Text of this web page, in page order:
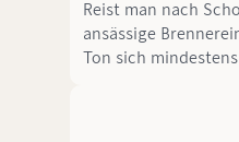
Reist man nach
ansässige
Ton sich
neben anderen,